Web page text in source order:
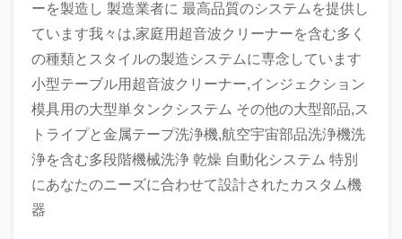
ーを製造し 製造業者に 最高品質のシステムを提供し
ています我々は,家庭用超音波クリーナーを含む多く
の種類とスタイルの製造システムに専念しています
小型テーブル用超音波クリーナー,インジェクション
模具用の大型単タンクシステム その他の大型部品,ス
トライプと金属テープ洗浄機,航空宇宙部品洗浄機洗
浄を含む多段階機械洗浄 乾燥 自動化システム 特別
にあなたのニーズに合わせて設計されたカスタム機
器